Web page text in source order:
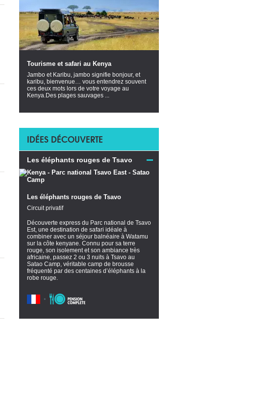
Tourisme et safari au Kenya
Jambo et Karibu, jambo signifie bonjour, et
karibu, bienvenue… vous entendrez souvent
ces deux mots lors de votre voyage au
Kenya.Des plages sauvages ...
IDÉES DÉCOUVERTE
Les éléphants rouges de Tsavo
Les éléphants rouges de Tsavo
Circuit privatif
Découverte express du Parc national de Tsavo
Est, une destination de safari idéale à
combiner avec un séjour balnéaire à Watamu
sur la côte kenyane. Connu pour sa terre
rouge, son isolement et son ambiance très
africaine, passez 2 ou 3 nuits à Tsavo au
Satao Camp, véritable camp de brousse
fréquenté par des centaines d’éléphants à la
robe rouge.